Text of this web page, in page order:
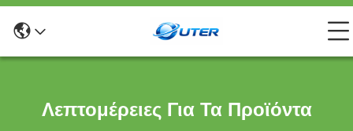
Λεπτομέρειες Για Τα Προϊόντα